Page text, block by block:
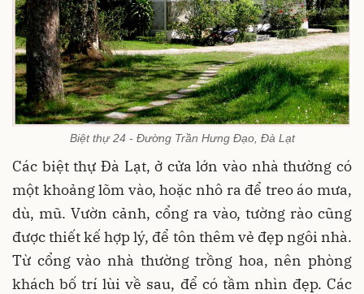
Biệt thự 24 - Đường Trần Hưng Đạo, Đà Lạt
Các biệt thự Đà Lạt, ở cửa lớn vào nhà thường có
một khoảng lõm vào, hoặc nhô ra để treo áo mưa,
dù, mũ. Vườn cảnh, cổng ra vào, tường rào cũng
được thiết kế hợp lý, để tôn thêm vẻ đẹp ngôi nhà.
Từ cổng vào nhà thường trồng hoa, nên phòng
khách bố trí lùi về sau, để có tầm nhìn đẹp. Các